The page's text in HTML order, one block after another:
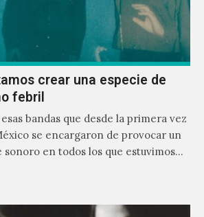
crear una especie de
febril
bandas que desde la primera vez
se encargaron de provocar un
en todos los que estuvimos